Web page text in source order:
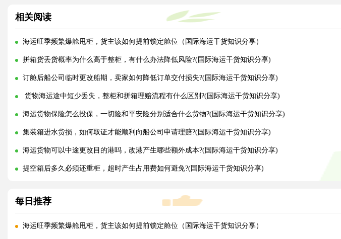
相关阅读
海运旺季频繁爆舱甩柜，货主该如何提前锁定舱位（国际海运干货知识分享）
拼箱货丢货概率为什么高于整柜，有什么办法降低风险?(国际海运干货知识分享)
订舱后船公司临时更改船期，卖家如何降低订单交付损失?(国际海运干货知识分享)
货物海运途中短少丢失，整柜和拼箱理赔流程有什么区别?(国际海运干货知识分享)
海运货物保险怎么投保，一切险和平安险分别适合什么货物?(国际海运干货知识分享)
集装箱进水货损，如何取证才能顺利向船公司申请理赔?(国际海运干货知识分享)
海运货物可以中途更改目的港吗，改港产生哪些额外成本?(国际海运干货知识分享)
提空箱后多久必须还重柜，超时产生占用费如何避免?(国际海运干货知识分享)
每日推荐
海运旺季频繁爆舱甩柜，货主该如何提前锁定舱位（国际海运干货知识分享）